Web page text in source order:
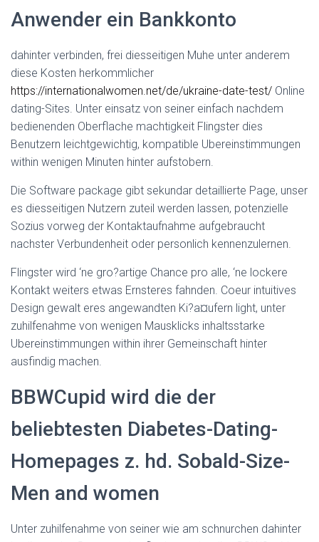
Anwender ein Bankkonto
dahinter verbinden, frei diesseitigen Muhe unter anderem
diese Kosten herkommlicher
https://internationalwomen.net/de/ukraine-date-test/ Online
dating-Sites. Unter einsatz von seiner einfach nachdem
bedienenden Oberflache machtigkeit Flingster dies
Benutzern leichtgewichtig, kompatible Ubereinstimmungen
within wenigen Minuten hinter aufstobern.
Die Software package gibt sekundar detaillierte Page, unser
es diesseitigen Nutzern zuteil werden lassen, potenzielle
Sozius vorweg der Kontaktaufnahme aufgebraucht
nachster Verbundenheit oder personlich kennenzulernen.
Flingster wird ‘ne gro?artige Chance pro alle, ‘ne lockere
Kontakt weiters etwas Ernsteres fahnden. Coeur intuitives
Design gewalt eres angewandten Ki?a¤ufern light, unter
zuhilfenahme von wenigen Mausklicks inhaltsstarke
Ubereinstimmungen within ihrer Gemeinschaft hinter
ausfindig machen.
BBWCupid wird die der
beliebtesten Diabetes-Dating-
Homepages z. hd. Sobald-Size-
Men and women
Unter zuhilfenahme von seiner wie am schnurchen dahinter